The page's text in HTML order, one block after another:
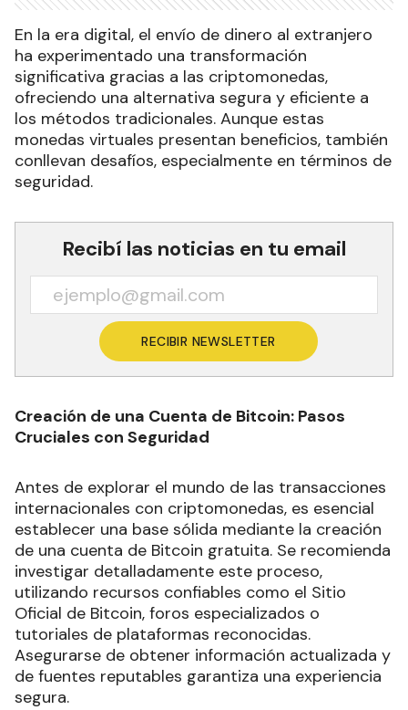
En la era digital, el envío de dinero al extranjero
ha experimentado una transformación
significativa gracias a las criptomonedas,
ofreciendo una alternativa segura y eficiente a
los métodos tradicionales. Aunque estas
monedas virtuales presentan beneficios, también
conllevan desafíos, especialmente en términos de
seguridad.
Recibí las noticias en tu email
RECIBIR NEWSLETTER
Creación de una Cuenta de Bitcoin: Pasos
Cruciales con Seguridad
Antes de explorar el mundo de las transacciones
internacionales con criptomonedas, es esencial
establecer una base sólida mediante la creación
de una cuenta de Bitcoin gratuita. Se recomienda
investigar detalladamente este proceso,
utilizando recursos confiables como el Sitio
Oficial de Bitcoin, foros especializados o
tutoriales de plataformas reconocidas.
Asegurarse de obtener información actualizada y
de fuentes reputables garantiza una experiencia
segura.